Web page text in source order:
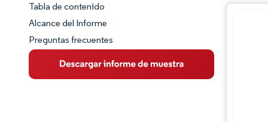
Panorama del Mercado
Visión General del Mercado
Tendencias Principales del Mercado
Tabla de contenido
Alcance del Informe
Preguntas frecuentes